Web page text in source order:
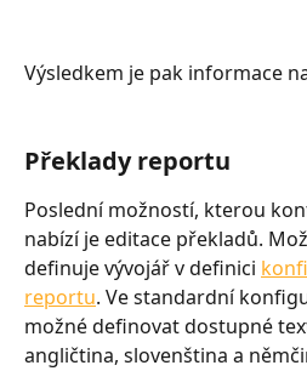
Výsledkem je pak informace
Překlady reportu
Poslední možností, kterou
nabízí je editace překladů.
definuje vývojář v definici
reportu. Ve standardní
možné definovat dostupné
angličtina, slovenština a